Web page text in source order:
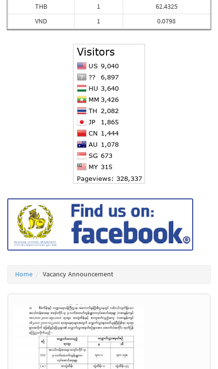
THB
VND
1
1
62.4325
0.0798
Home Vacancy Announcement